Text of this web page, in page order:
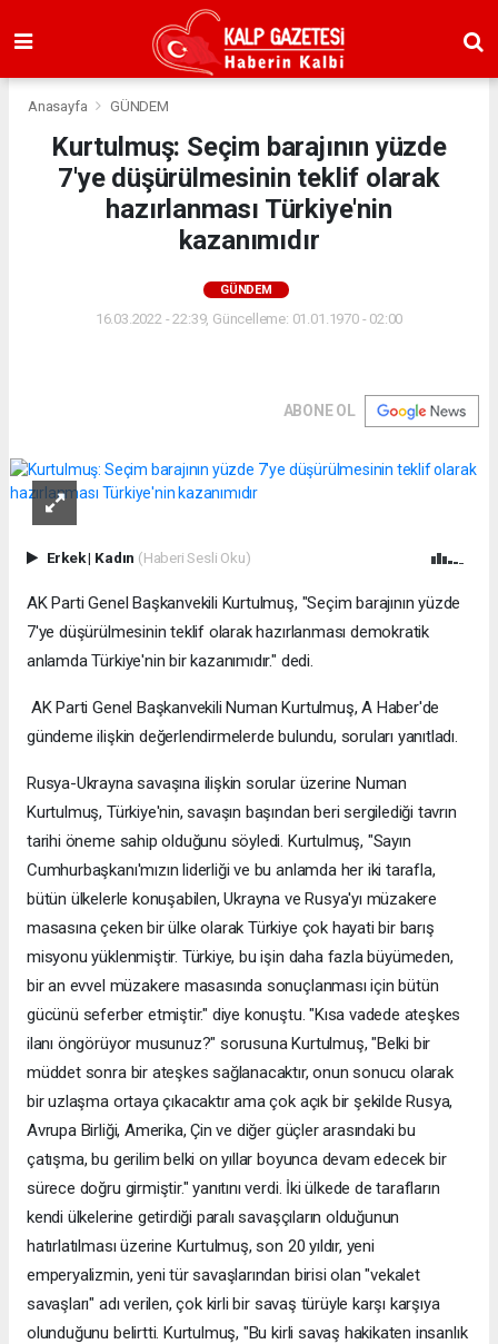
Anasayfa GÜNDEM
Kurtulmuş: Seçim barajının yüzde
7'ye düşürülmesinin teklif olarak
hazırlanması Türkiye'nin
kazanımıdır
GÜNDEM
16.03.2022 - 22:39, Güncelleme: 01.01.1970 - 02:00
ABONE OL
Erkek| Kadın (Haberi Sesli Oku)
AK Parti Genel Başkanvekili Kurtulmuş, "Seçim barajının yüzde
7'ye düşürülmesinin teklif olarak hazırlanması demokratik
anlamda Türkiye'nin bir kazanımıdır." dedi.
AK Parti Genel Başkanvekili Numan Kurtulmuş, A Haber'de
gündeme ilişkin değerlendirmelerde bulundu, soruları yanıtladı.
Rusya-Ukrayna savaşına ilişkin sorular üzerine Numan
Kurtulmuş, Türkiye'nin, savaşın başından beri sergilediği tavrın
tarihi öneme sahip olduğunu söyledi. Kurtulmuş, "Sayın
Cumhurbaşkanı'mızın liderliği ve bu anlamda her iki tarafla,
bütün ülkelerle konuşabilen, Ukrayna ve Rusya'yı müzakere
masasına çeken bir ülke olarak Türkiye çok hayati bir barış
misyonu yüklenmiştir. Türkiye, bu işin daha fazla büyümeden,
bir an evvel müzakere masasında sonuçlanması için bütün
gücünü seferber etmiştir." diye konuştu. "Kısa vadede ateşkes
ilanı öngörüyor musunuz?" sorusuna Kurtulmuş, "Belki bir
müddet sonra bir ateşkes sağlanacaktır, onun sonucu olarak
bir uzlaşma ortaya çıkacaktır ama çok açık bir şekilde Rusya,
Avrupa Birliği, Amerika, Çin ve diğer güçler arasındaki bu
çatışma, bu gerilim belki on yıllar boyunca devam edecek bir
sürece doğru girmiştir." yanıtını verdi. İki ülkede de tarafların
kendi ülkelerine getirdiği paralı savaşçıların olduğunun
hatırlatılması üzerine Kurtulmuş, son 20 yıldır, yeni
emperyalizmin, yeni tür savaşlarından birisi olan "vekalet
savaşları" adı verilen, çok kirli bir savaş türüyle karşı karşıya
olunduğunu belirtti. Kurtulmuş, "Bu kirli savaş hakikaten insanlık